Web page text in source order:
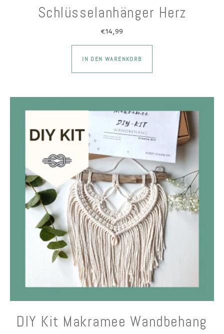
Schlüsselanhänger Herz
€14,99
IN DEN WARENKORB
Dieses Produkt
DIY Kit Makramee Wandbehang